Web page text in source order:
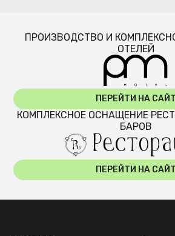
ПРОИЗВОДСТВО И
ОТЕЛЕЙ
ПЕРЕЙТИ НА САЙТ
КОМПЛЕКСНОЕ ОСНАЩЕНИЕ
БАРОВ
ПЕРЕЙТИ НА САЙТ